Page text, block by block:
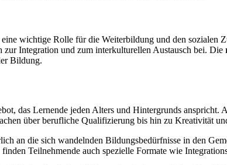
eine wichtige Rolle für die Weiterbildung und den sozialen
Integration und zum interkulturellen Austausch bei. Die
Bildung.
das Lernende jeden Alters und Hintergrunds
über berufliche Qualifizierung bis hin zu Kreativität
an die sich wandelnden Bildungsbedürfnisse in den
Teilnehmende auch spezielle Formate wie